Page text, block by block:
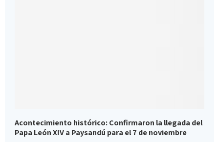
Acontecimiento histórico: Confirmaron la llegada del
Papa León XIV a Paysandú para el 7 de noviembre